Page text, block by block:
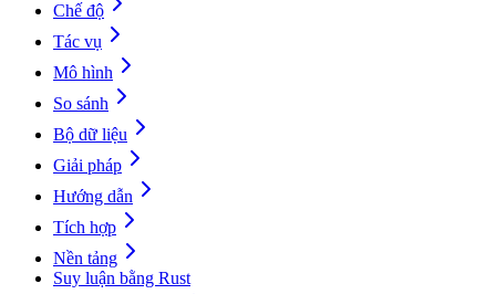
Chế độ
Tác vụ
Mô hình
So sánh
Bộ dữ liệu
Giải pháp
Hướng dẫn
Tích hợp
Nền tảng
Suy luận bằng Rust